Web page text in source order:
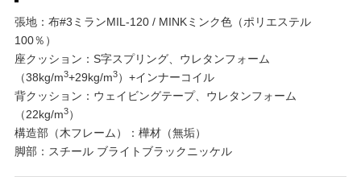
張地：布#3ミランMIL-120 / MINKミンク色（ポリエステル
100％）
座クッション：S字スプリング、ウレタンフォーム
（38kg/m3+29kg/m3）+インナーコイル
背クッション：ウェイビングテープ、ウレタンフォーム
（22kg/m3）
構造部（木フレーム）：樺材（無垢）
脚部：スチール ブライトブラックニッケル